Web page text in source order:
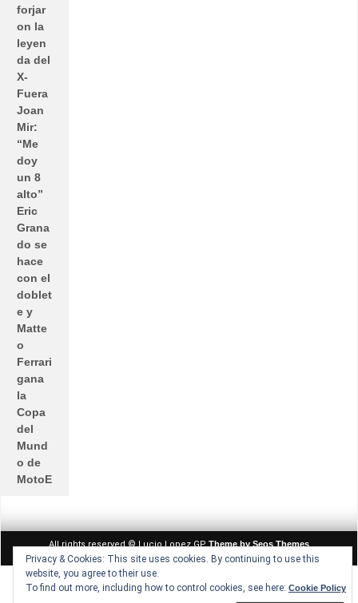
Privacy & Cookies: This site uses cookies. By continuing to use this
website, you agree to their use.
To find out more, including how to control cookies, see here: Cookie Policy
forjar
on la
leyen
da del
X-
Fuera
Joan
Mir:
“Me
doy
un 8
alto”
Eric
Grana
do se
hace
con el
doblet
e y
Matte
o
Ferrari
gana
la
Copa
del
Mund
o de
MotoE
All rights reserved © Lucio Lopez GPTheme by Seos Themes